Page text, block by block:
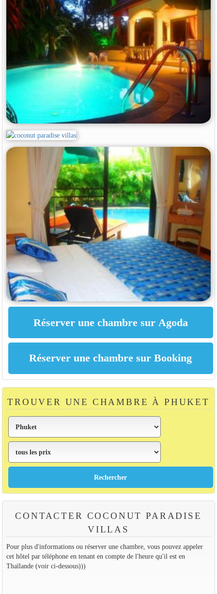
TROUVER UNE CHAMBRE À PHUKET
CONTACTER COCONUT PARADISE
VILLAS
Pour plus d'informations ou réserver une chambre, vous pouvez appeler
cet hôtel par téléphone en tenant en compte de l'heure qu'il est en
Thaïlande (voir ci-dessous)))